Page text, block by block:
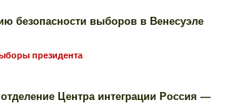
безопасности выборов в Венесуэле
президента
Центра интеграции Россия —